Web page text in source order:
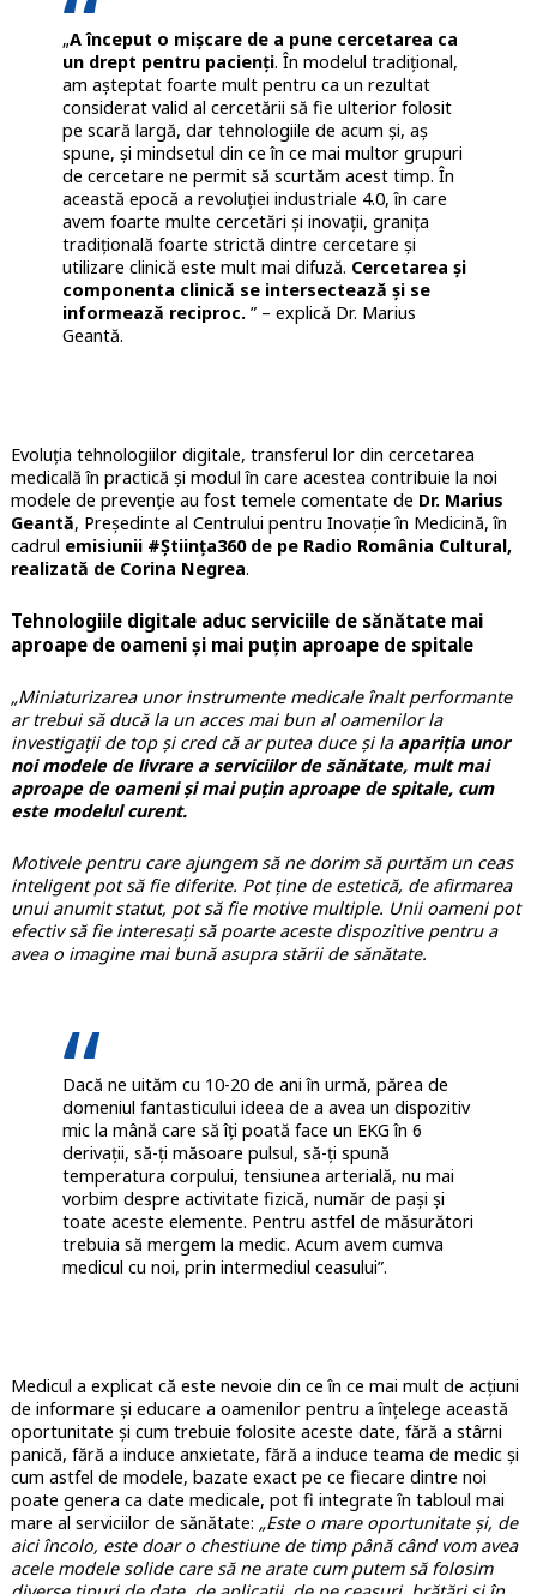
„A început o mișcare de a pune cercetarea ca
un drept pentru pacienți. În modelul tradițional,
am așteptat foarte mult pentru ca un rezultat
considerat valid al cercetării să fie ulterior folosit
pe scară largă, dar tehnologiile de acum și, aș
spune, și mindsetul din ce în ce mai multor grupuri
de cercetare ne permit să scurtăm acest timp. În
această epocă a revoluției industriale 4.0, în care
avem foarte multe cercetări și inovații, granița
tradițională foarte strictă dintre cercetare și
utilizare clinică este mult mai difuză. Cercetarea și
componenta clinică se intersectează și se
informează reciproc.” – explică Dr. Marius
Geantă.
Evoluția tehnologiilor digitale, transferul lor din cercetarea
medicală în practică și modul în care acestea contribuie la noi
modele de prevenție au fost temele comentate de Dr. Marius
Geantă, Președinte al Centrului pentru Inovație în Medicină, în
cadrul emisiunii #Știința360 de pe Radio România Cultural,
realizată de Corina Negrea.
Tehnologiile digitale aduc serviciile de sănătate mai
aproape de oameni și mai puțin aproape de spitale
„Miniaturizarea unor instrumente medicale înalt performante
ar trebui să ducă la un acces mai bun al oamenilor la
investigații de top și cred că ar putea duce și la apariția unor
noi modele de livrare a serviciilor de sănătate, mult mai
aproape de oameni și mai puțin aproape de spitale, cum
este modelul curent.
Motivele pentru care ajungem să ne dorim să purtăm un ceas
inteligent pot să fie diferite. Pot ține de estetică, de afirmarea
unui anumit statut, pot să fie motive multiple. Unii oameni pot
efectiv să fie interesați să poarte aceste dispozitive pentru a
avea o imagine mai bună asupra stării de sănătate.
Dacă ne uităm cu 10-20 de ani în urmă, părea de
domeniul fantasticului ideea de a avea un dispozitiv
mic la mână care să îți poată face un EKG în 6
derivații, să-ți măsoare pulsul, să-ți spună
temperatura corpului, tensiunea arterială, nu mai
vorbim despre activitate fizică, număr de pași și
toate aceste elemente. Pentru astfel de măsurători
trebuia să mergem la medic. Acum avem cumva
medicul cu noi, prin intermediul ceasului”.
Medicul a explicat că este nevoie din ce în ce mai mult de acțiuni
de informare și educare a oamenilor pentru a înțelege această
oportunitate și cum trebuie folosite aceste date, fără a stârni
panică, fără a induce anxietate, fără a induce teama de medic și
cum astfel de modele, bazate exact pe ce fiecare dintre noi
poate genera ca date medicale, pot fi integrate în tabloul mai
mare al serviciilor de sănătate: „Este o mare oportunitate și, de
aici încolo, este doar o chestiune de timp până când vom avea
acele modele solide care să ne arate cum putem să folosim